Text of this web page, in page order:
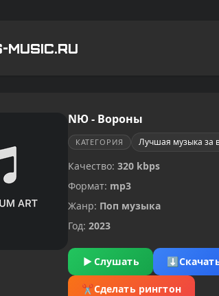
MUSIC.RU
NЮ - Вороны
КАТЕГОРИЯ Лучшая музыка за
Качество: 320 kbps
Формат: mp3
Жанр: Поп музыка
Год: 2023
▶ Слушать ⬇
✂Сделать рингтон